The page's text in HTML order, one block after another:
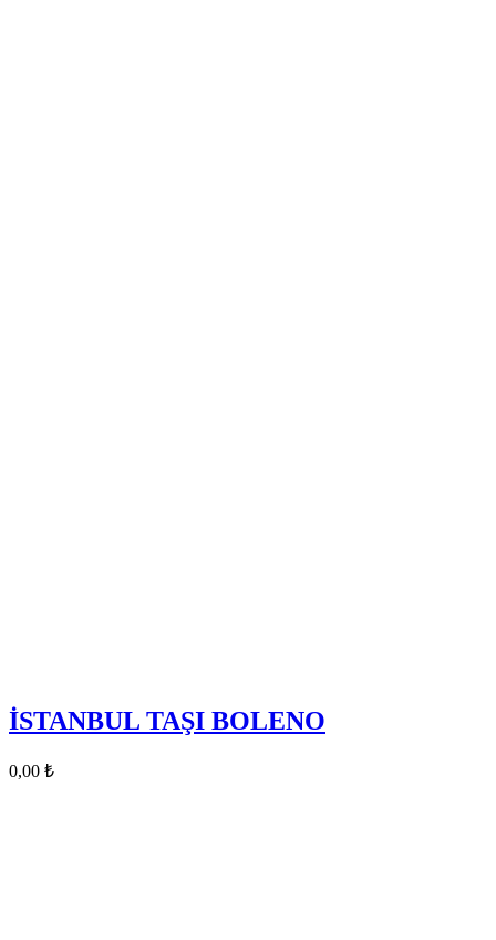
İSTANBUL TAŞI BOLENO
0,00 ₺